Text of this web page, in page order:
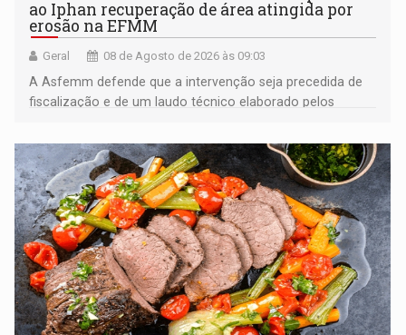
ao Iphan recuperação de área atingida por
erosão na EFMM
Geral 08 de Agosto de 2026 às 09:03
A Asfemm defende que a intervenção seja precedida de
fiscalização e de um laudo técnico elaborado pelos